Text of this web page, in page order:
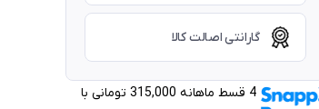
گارانتی اصالت کالا
4 قسط ماهانه 315,000 تومانی با